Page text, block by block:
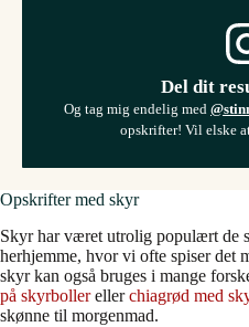
Del dit
Og tag mig endelig med
opskrifter! Vil elske
Opskrifter med skyr
Skyr har været utrolig populært de
herhjemme, hvor vi ofte spiser det
skyr kan også bruges i mange
på skyrbollerellerchiagrød med
skønne til morgenmad.